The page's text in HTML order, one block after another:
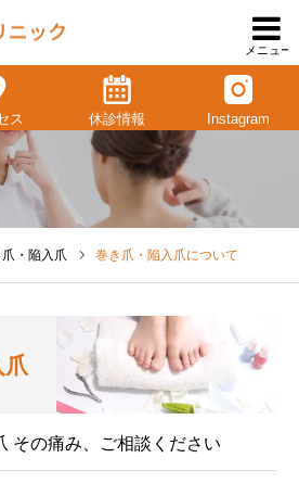
メニュー
ス 休診情報 Instagram
・陥入爪 巻き爪・陥入爪について
その痛み、ご相談ください